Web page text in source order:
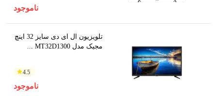
ناموجود
تلویزیون ال ای دی سایز 32 اینچ
مجیک مدل MT32D1300 ...
4.5
ناموجود